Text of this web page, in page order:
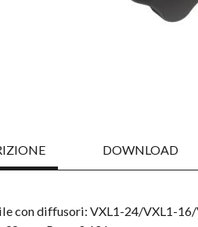
DOWNLOAD
con diffusori: VXL1-24/VXL1-16/